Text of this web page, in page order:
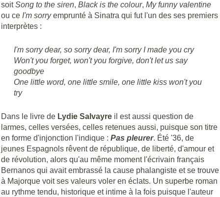
soitSong to the siren, Black is the colour, My funny valentine
ou ce I'm sorryemprunté à Sinatra qui fut l'un des ses premiers
interprètes :
I'm sorry dear, so sorry dear, I'm sorry I made you cry
Won't you forget, won't you forgive, don't let us say
goodbye
One little word, one little smile, one little kiss won't you
try
Dans le livre de Lydie Salvayre il est aussi question de
larmes, celles versées, celles retenues aussi, puisque son titre
en forme d'injonction l'indique : Pas pleurer. Été '36, de
jeunes Espagnols rêvent de république, de liberté, d'amour et
de révolution, alors qu'au même moment l'écrivain français
Bernanos qui avait embrassé la cause phalangiste et se trouve
à Majorque voit ses valeurs voler en éclats. Un superbe roman
au rythme tendu, historique et intime à la fois puisque l'auteur